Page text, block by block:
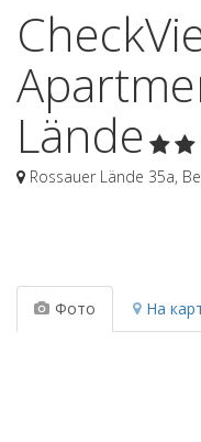
Lände
Rossauer Lände 35a,
Фото На